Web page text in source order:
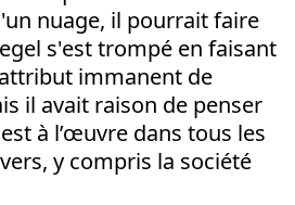
nuage, il pourrait faire
s'est trompé en faisant
immanent de
il avait raison de penser
à l’œuvre dans tous les
y compris la société